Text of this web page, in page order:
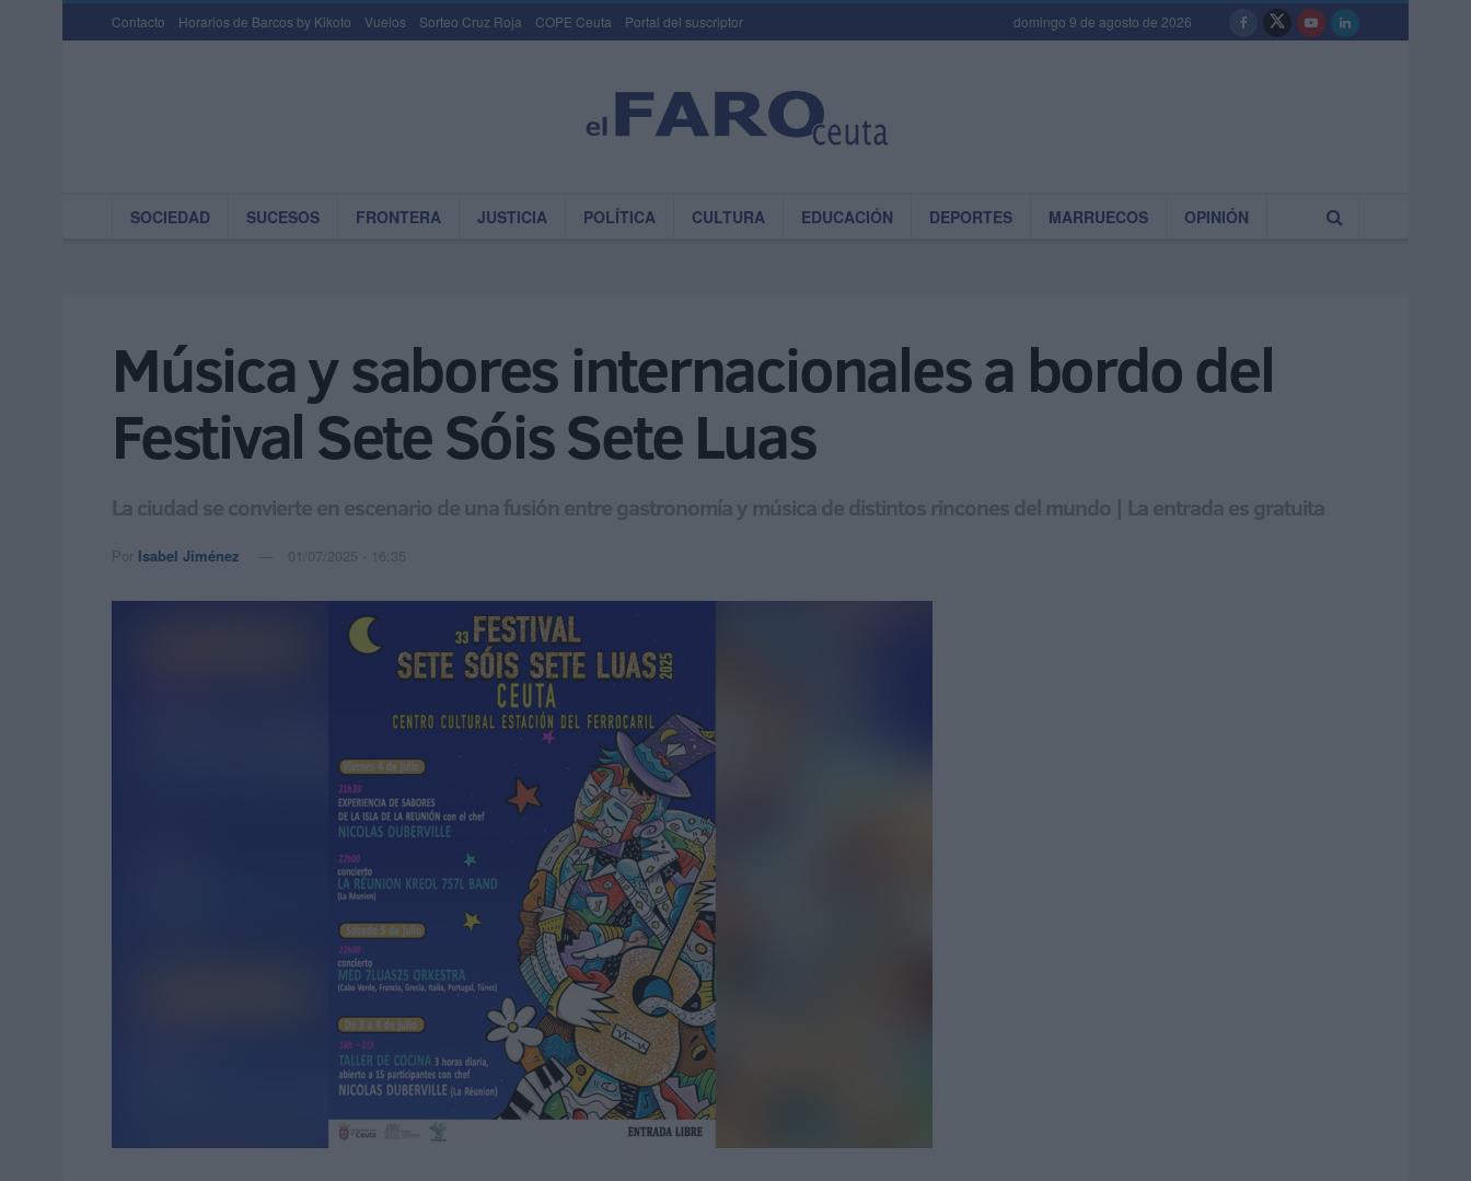
Contacto Horarios de Barcos by Kikoto Vuelos Sorteo Cruz Roja COPE Ceuta Portal del suscriptor domingo 9 de agosto de 2026
SOCIEDAD SUCESOS FRONTERA JUSTICIA POLÍTICA CULTURA EDUCACIÓN DEPORTES MARRUECOS OPINIÓN
Música y sabores internacionales a bordo del
Festival Sete Sóis Sete Luas
La ciudad se convierte en escenario de una fusión entre gastronomía y música de distintos rincones del mundo | La entrada es gratuita
Por Isabel Jiménez 01/07/2025 - 16:35